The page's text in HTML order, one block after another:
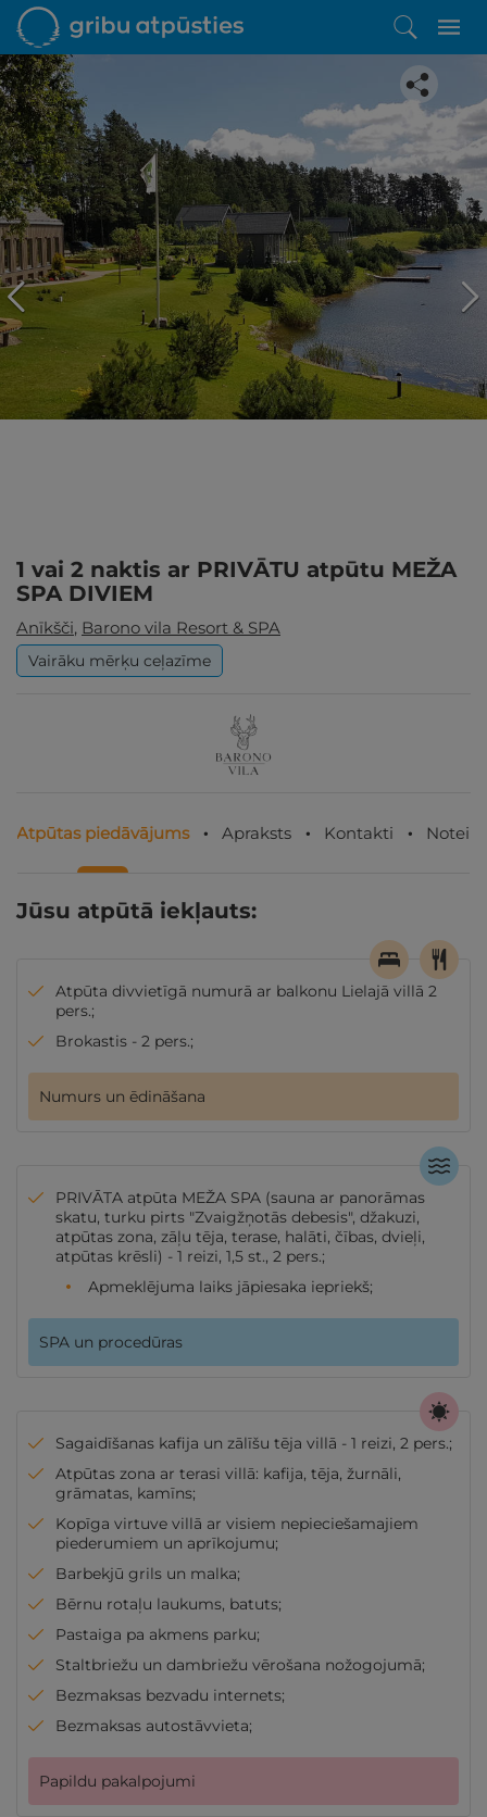
Iepatikās šis piedāvājums?
Līdz brīnišķīgai atpūtai atlikuši tikai daži soļi
PĒRKU
1 vai 2 naktis ar PRIVĀTU atpūtu MEŽA
SPA DIVIEM
Anīkšči, Barono vila Resort & SPA
Vairāku mērķu ceļazīme
Atpūtas piedāvājums Apraksts Kontakti
Jūsu atpūtā iekļauts:
Atpūta divvietīgā numurā ar balkonu Lielajā villā 2
pers.;
Brokastis - 2 pers.;
Numurs un ēdināšana
PRIVĀTA atpūta MEŽA SPA (sauna ar panorāmas
skatu, turku pirts "Zvaigžņotās debesis", džakuzi,
atpūtas zona, zāļu tēja, terase, halāti, čības, dvieļi,
atpūtas krēsli) - 1 reizi, 1,5 st., 2 pers.;
Apmeklējuma laiks jāpiesaka iepriekš;
SPA un procedūras
Sagaidīšanas kafija un zālīšu tēja villā - 1 reizi, 2 pers.;
Atpūtas zona ar terasi villā: kafija, tēja, žurnāli,
grāmatas, kamīns;
Kopīga virtuve villā ar visiem nepieciešamajiem
piederumiem un aprīkojumu;
Barbekjū grils un malka;
Bērnu rotaļu laukums, batuts;
Pastaiga pa akmens parku;
Staltbriežu un dambriežu vērošana nožogojumā;
Bezmaksas bezvadu internets;
Bezmaksas autostāvvieta;
Papildu pakalpojumi